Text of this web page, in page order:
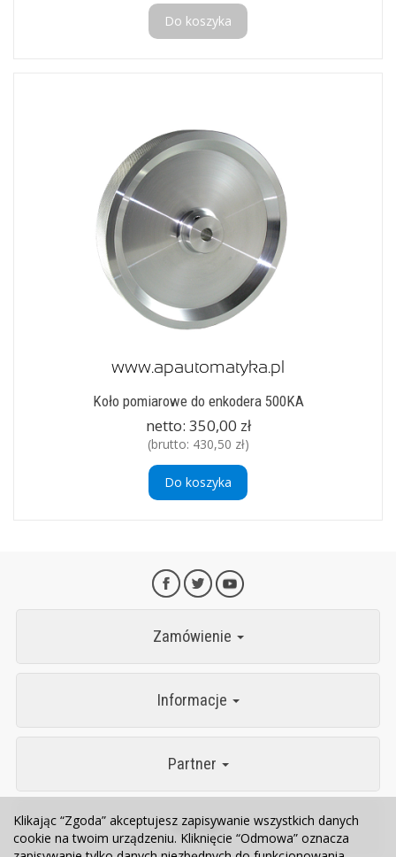
Do koszyka
Koło pomiarowe do enkodera 500KA
netto: 350,00 zł
(brutto: 430,50 zł)
Do koszyka
Zamówienie
Informacje
Partner
Kontakt
Klikając “Zgoda” akceptujesz zapisywanie wszystkich danych
cookie na twoim urządzeniu. Kliknięcie “Odmowa” oznacza